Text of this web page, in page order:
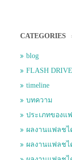
CATEGORIES
blog
FLASH
timeline
บทความ
ประเภทของแ
ผลงานแฟลชไ
ผลงานแฟลชไ